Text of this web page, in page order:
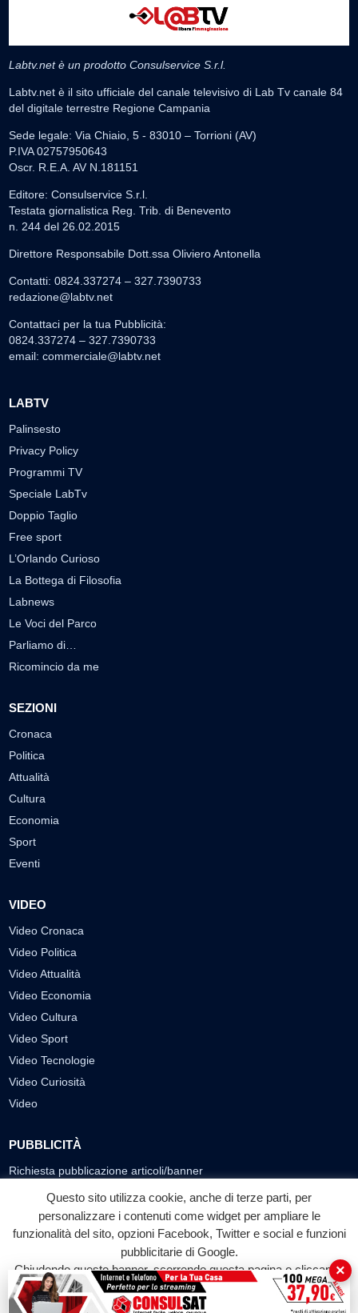
Labtv.net è un prodotto Consulservice S.r.l.
Labtv.net è il sito ufficiale del canale televisivo di Lab Tv canale 84
del digitale terrestre Regione Campania
Sede legale: Via Chiaio, 5 - 83010 – Torrioni (AV)
P.IVA 02757950643
Oscr. R.E.A. AV N.181151
Editore: Consulservice S.r.l.
Testata giornalistica Reg. Trib. di Benevento
n. 244 del 26.02.2015
Direttore Responsabile Dott.ssa Oliviero Antonella
Contatti: 0824.337274 – 327.7390733
redazione@labtv.net
Contattaci per la tua Pubblicità:
0824.337274 – 327.7390733
email: commerciale@labtv.net
LABTV
Palinsesto
Privacy Policy
Programmi TV
Speciale LabTv
Doppio Taglio
Free sport
L’Orlando Curioso
La Bottega di Filosofia
Labnews
Le Voci del Parco
Parliamo di…
Ricomincio da me
SEZIONI
Cronaca
Politica
Attualità
Cultura
Economia
Sport
Eventi
VIDEO
Video Cronaca
Video Politica
Video Attualità
Video Economia
Video Cultura
Video Sport
Video Tecnologie
Video Curiosità
Video
PUBBLICITÀ
Richiesta pubblicazione articoli/banner
SEGUICI SUI SOCIAL
f
Facebook
◎ ▶
YouTube
Questo sito utilizza cookie, anche di terze parti, per
personalizzare i contenuti come widget per ampliare le
funzionalità del sito, opzioni Facebook, Twitter e social e funzioni
pubblicitarie di Google.
Chiudendo questo banner, scorrendo questa pagina o cliccando
su qualunque suo elemento acconsenti all'uso dei cookie.
×